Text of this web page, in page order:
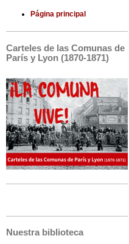
Página principal
Carteles de las Comunas de
París y Lyon (1870-1871)
Nuestra biblioteca